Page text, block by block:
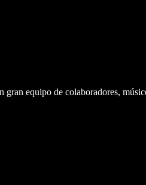
equipo de colaboradores,